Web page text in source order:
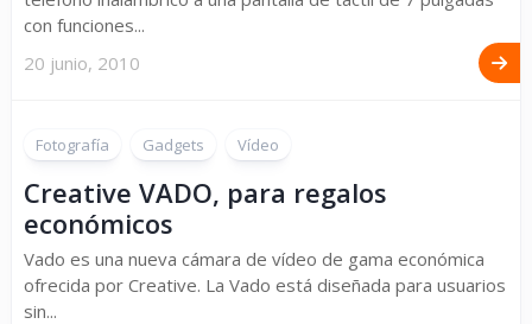
con funciones...
20 junio, 2010
Fotografía Gadgets Vídeo
Creative VADO, para regalos
económicos
Vado es una nueva cámara de vídeo de gama económica
ofrecida por Creative. La Vado está diseñada para usuarios
sin...